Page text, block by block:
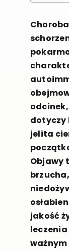
dotyczy
jelita
Objawy
jakość